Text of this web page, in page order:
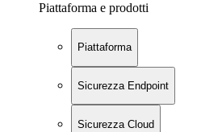
Piattaforma e prodotti
Piattaforma
Sicurezza Endpoint
Sicurezza Cloud